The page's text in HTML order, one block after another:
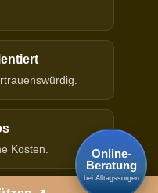
Online-
Beratung
bei Alltagssorgen
Kosten.